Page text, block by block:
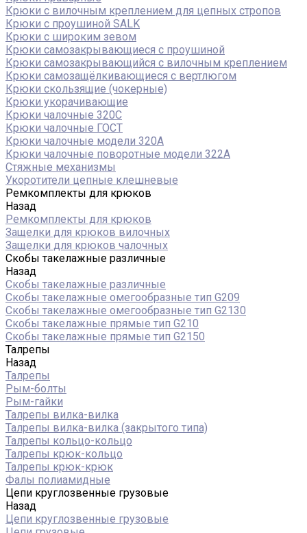
Крюки с вилочным креплением для цепных стропов
Крюки с проушиной SALK
Крюки с широким зевом
Крюки самозакрывающиеся с проушиной
Крюки самозакрывающийся с вилочным креплением
Крюки самозащёлкивающиеся с вертлюгом
Крюки скользящие (чокерные)
Крюки укорачивающие
Крюки чалочные 320C
Крюки чалочные ГОСТ
Крюки чалочные модели 320А
Крюки чалочные поворотные модели 322А
Стяжные механизмы
Укоротители цепные клешневые
Ремкомплекты для крюков
Назад
Ремкомплекты для крюков
Защелки для крюков вилочных
Защелки для крюков чалочных
Скобы такелажные различные
Назад
Скобы такелажные различные
Скобы такелажные омегообразные тип G209
Скобы такелажные омегообразные тип G2130
Скобы такелажные прямые тип G210
Скобы такелажные прямые тип G2150
Талрепы
Назад
Талрепы
Рым-болты
Рым-гайки
Талрепы вилка-вилка
Талрепы вилка-вилка (закрытого типа)
Талрепы кольцо-кольцо
Талрепы крюк-кольцо
Талрепы крюк-крюк
Фалы полиамидные
Цепи круглозвенные грузовые
Назад
Цепи круглозвенные грузовые